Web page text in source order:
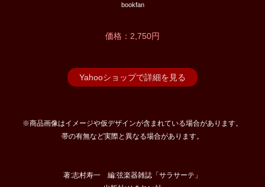
bookfan
価格：2,750円
Yahooショップで詳細を見る
※商品画像はイメージや仮デザインが含まれている場合があります。
帯の有無など実際と異なる場合があります。
著:志村寿一 編:弦楽器雑誌「サラサーテ」